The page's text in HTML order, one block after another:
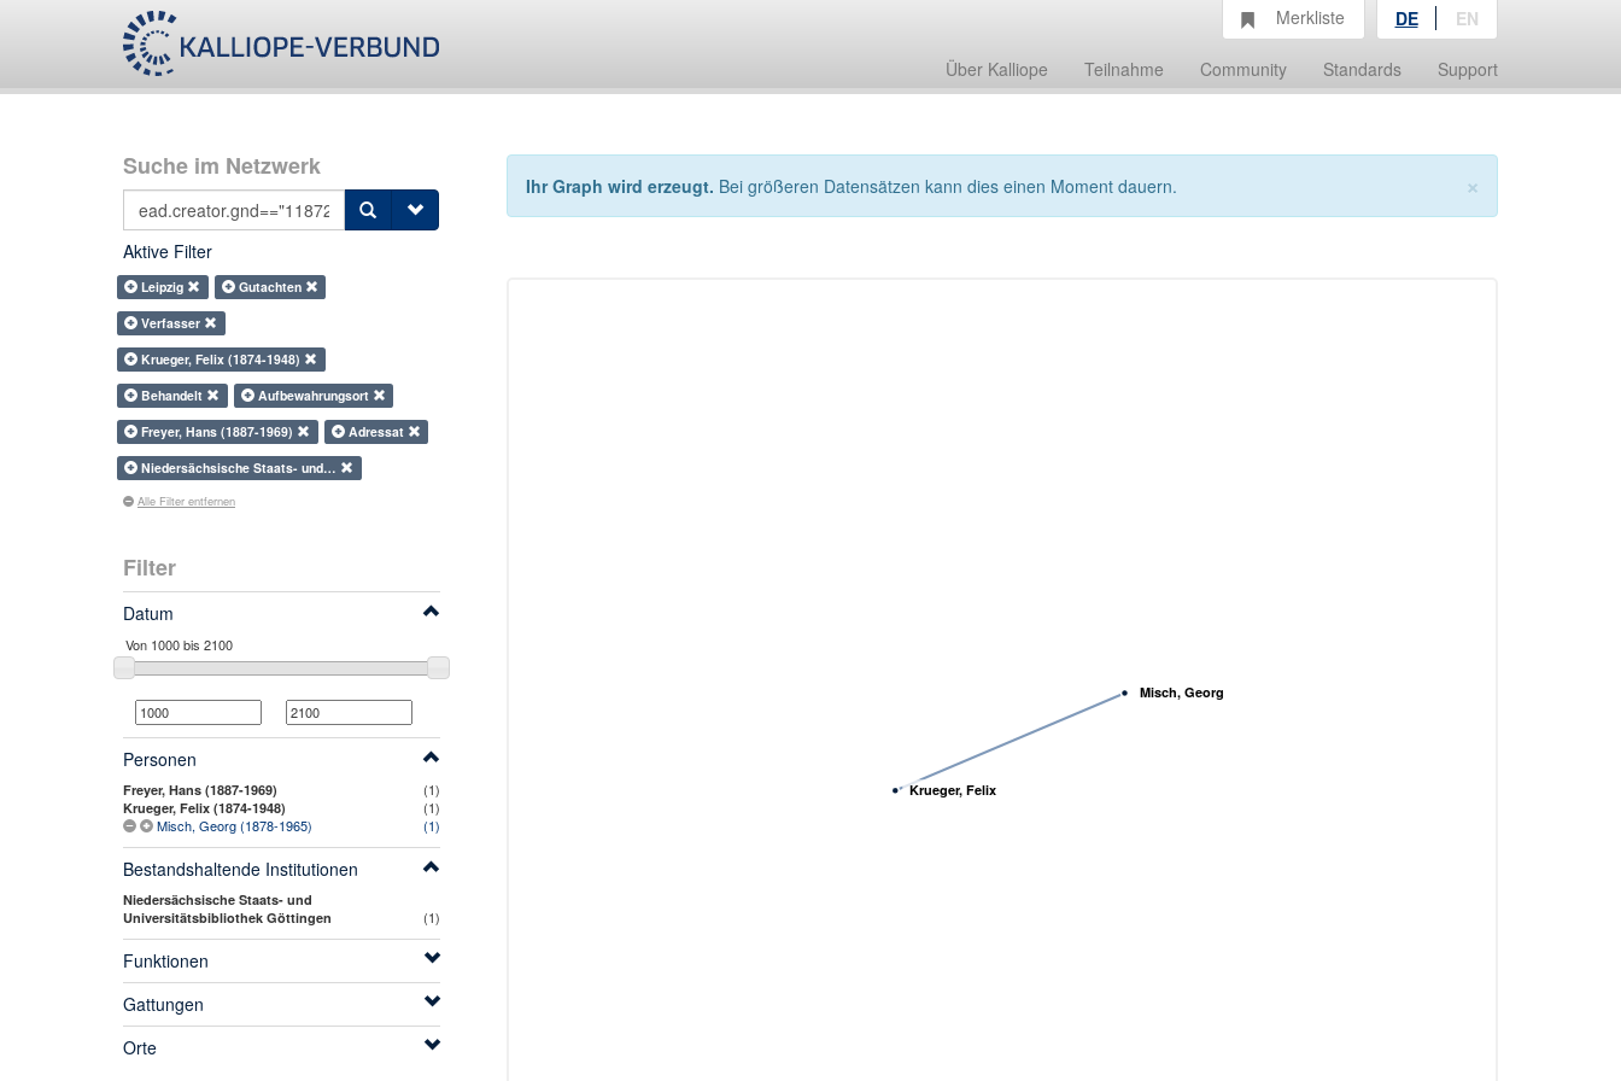
Über Kalliope Teilnahme Community Standards Support
Merkliste DE EN
Suche im Netzwerk
Aktive Filter
Leipzig
Gutachten
Verfasser
Krueger, Felix (1874-1948)
Behandelt
Aufbewahrungsort
Freyer, Hans (1887-1969)
Adressat
Niedersächsische Staats- und…
Alle Filter entfernen
Filter
Datum
Personen
Freyer, Hans (1887-1969) (1)
Krueger, Felix (1874-1948)
(1)
Misch, Georg (1878-1965)
(1)
Bestandshaltende Institutionen
Niedersächsische Staats- und
Universitätsbibliothek Göttingen
(1)
Funktionen
Gattungen
Orte
×
Ihr Graph wird erzeugt. Bei größeren Datensätzen kann dies einen Moment dauern.
Misch, Georg
Krueger, Felix